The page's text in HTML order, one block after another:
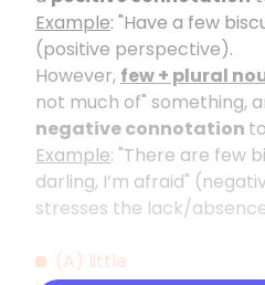
Example: "Have a few
(positive perspective).
However, few + plural
not much of" something,
negative connotation
Example: "There are few
darling, I’m afraid"
stresses the lack/
(A) little